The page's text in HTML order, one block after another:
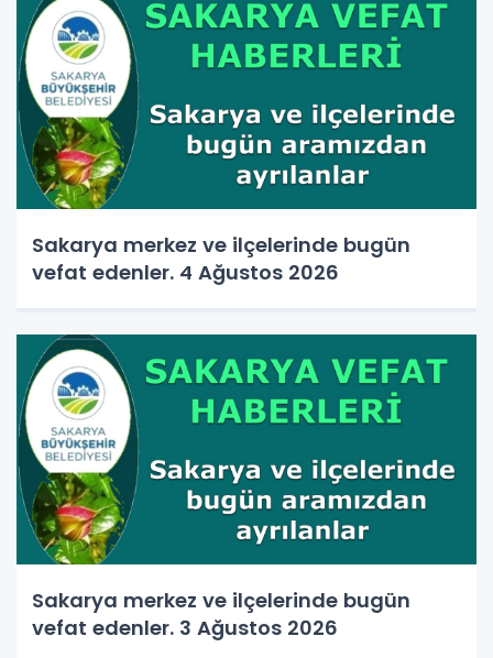
Sakarya merkez ve ilçelerinde bugün
vefat edenler. 4 Ağustos 2026
Sakarya merkez ve ilçelerinde bugün
vefat edenler. 3 Ağustos 2026